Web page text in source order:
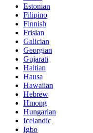
Estonian
Filipino
Finnish
Frisian
Galician
Georgian
Gujarati
Haitian
Hausa
Hawaiian
Hebrew
Hmong
Hungarian
Icelandic
Igbo